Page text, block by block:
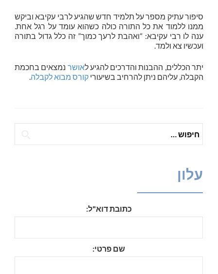
סיפור עתיק מספר על תלמיד חדש שהגיע לרבי עקיבא וביקש
ממנו ללמוד את כל התורה כולה כשהוא עומד על רגל אחת.
ענה לו רבי עקיבא: “ואהבת לרעך כמוך” זה כלל גדול בתורה
ועכשיו צא ולמד.
יתר הכללים, ההבנות והדרכים להגיע לאושר נמצאים בחכמת
הקבלה, עליהם ניתן להרחיב בשיעורי קורס מבוא לקבלה.
עלון
כתובת דוא"ל:
שם פרטי: